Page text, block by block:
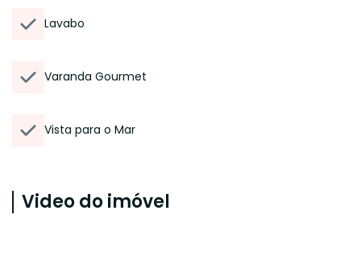
Lavabo
Varanda Gourmet
Vista para o Mar
Video do imóvel